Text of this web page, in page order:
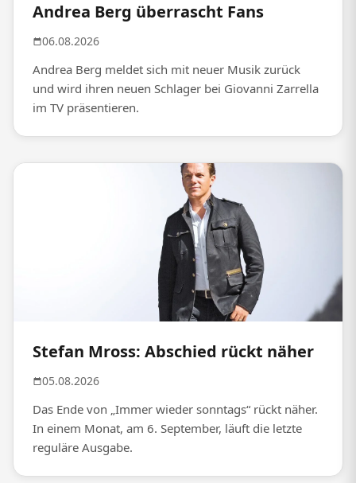
Andrea Berg überrascht Fans
06.08.2026
Andrea Berg meldet sich mit neuer Musik zurück
und wird ihren neuen Schlager bei Giovanni Zarrella
im TV präsentieren.
Stefan Mross: Abschied rückt näher
05.08.2026
Das Ende von „Immer wieder sonntags“ rückt näher.
In einem Monat, am 6. September, läuft die letzte
reguläre Ausgabe.